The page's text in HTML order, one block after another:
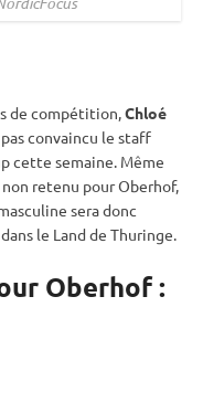
de compétition,Chloé
pas convaincu le staff
cette semaine. Même
retenu pourOberhof,
sera donc
le Land de Thuringe.
Oberhof :